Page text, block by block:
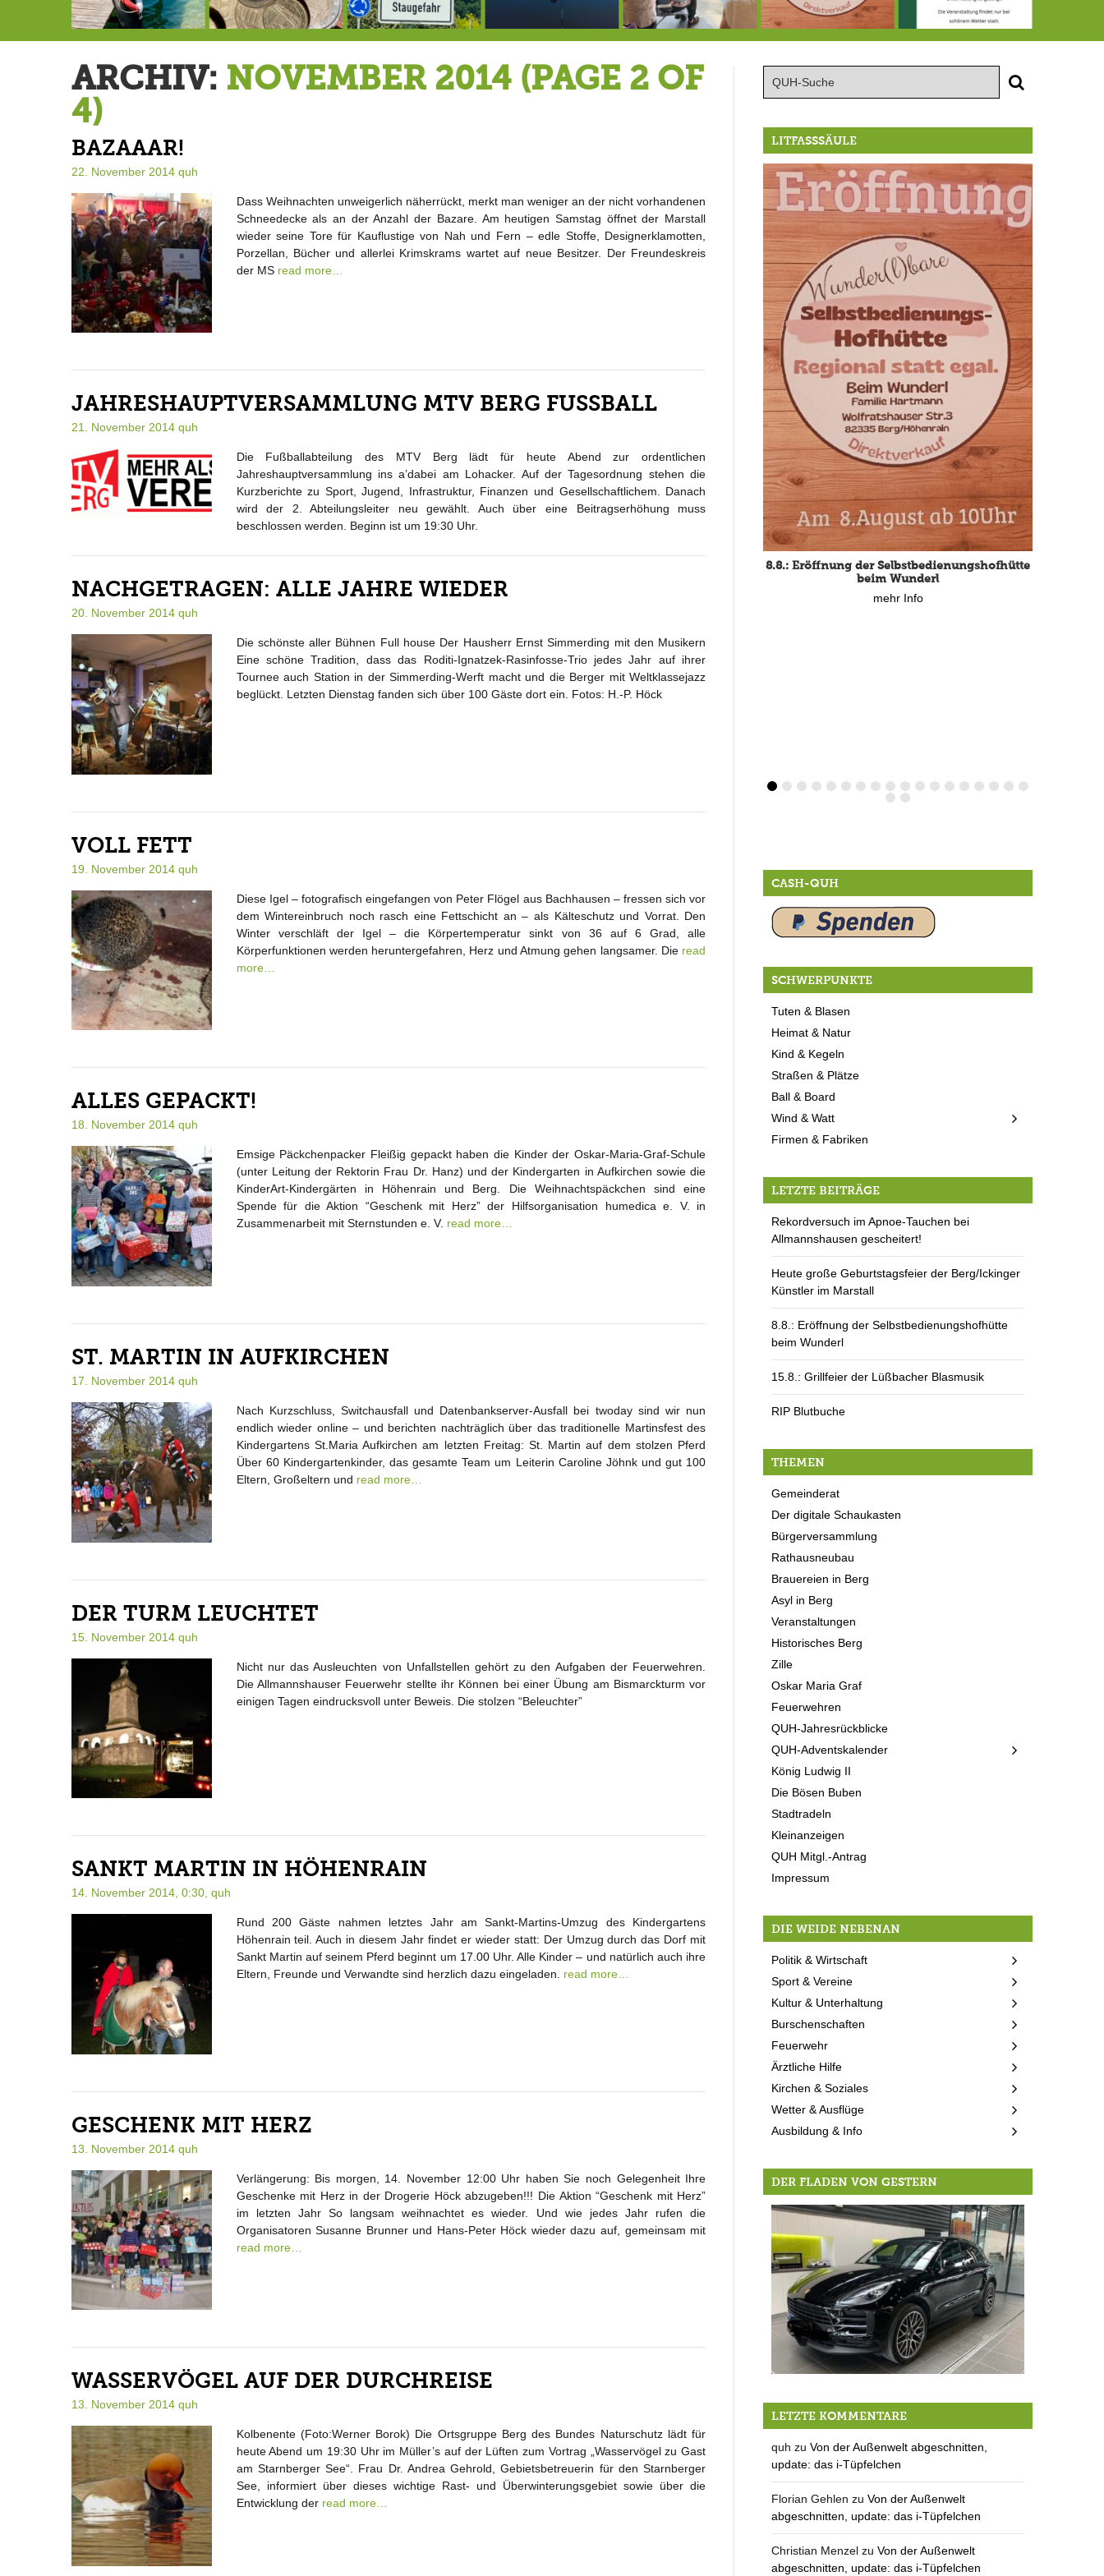
ARCHIV: NOVEMBER 2014 (PAGE 2 OF
4)
BAZAAAR!
22. November 2014 quh
Dass Weihnachten unweigerlich näherrückt, merkt man weniger an der nicht vorhandenen
Schneedecke als an der Anzahl der Bazare. Am heutigen Samstag öffnet der Marstall
wieder seine Tore für Kauflustige von Nah und Fern – edle Stoffe, Designerklamotten,
Porzellan, Bücher und allerlei Krimskrams wartet auf neue Besitzer. Der Freundeskreis
der MS read more…
JAHRESHAUPTVERSAMMLUNG MTV BERG FUSSBALL
21. November 2014 quh
Die Fußballabteilung des MTV Berg lädt für heute Abend zur ordentlichen
Jahreshauptversammlung ins a’dabei am Lohacker. Auf der Tagesordnung stehen die
Kurzberichte zu Sport, Jugend, Infrastruktur, Finanzen und Gesellschaftlichem. Danach
wird der 2. Abteilungsleiter neu gewählt. Auch über eine Beitragserhöhung muss
beschlossen werden. Beginn ist um 19:30 Uhr.
NACHGETRAGEN: ALLE JAHRE WIEDER
20. November 2014 quh
Die schönste aller Bühnen Full house Der Hausherr Ernst Simmerding mit den Musikern
Eine schöne Tradition, dass das Roditi-Ignatzek-Rasinfosse-Trio jedes Jahr auf ihrer
Tournee auch Station in der Simmerding-Werft macht und die Berger mit Weltklassejazz
beglückt. Letzten Dienstag fanden sich über 100 Gäste dort ein. Fotos: H.-P. Höck
VOLL FETT
19. November 2014 quh
Diese Igel – fotografisch eingefangen von Peter Flögel aus Bachhausen – fressen sich vor
dem Wintereinbruch noch rasch eine Fettschicht an – als Kälteschutz und Vorrat. Den
Winter verschläft der Igel – die Körpertemperatur sinkt von 36 auf 6 Grad, alle
Körperfunktionen werden heruntergefahren, Herz und Atmung gehen langsamer. Die read
more…
ALLES GEPACKT!
18. November 2014 quh
Emsige Päckchenpacker Fleißig gepackt haben die Kinder der Oskar-Maria-Graf-Schule
(unter Leitung der Rektorin Frau Dr. Hanz) und der Kindergarten in Aufkirchen sowie die
KinderArt-Kindergärten in Höhenrain und Berg. Die Weihnachtspäckchen sind eine
Spende für die Aktion “Geschenk mit Herz” der Hilfsorganisation humedica e. V. in
Zusammenarbeit mit Sternstunden e. V. read more…
ST. MARTIN IN AUFKIRCHEN
17. November 2014 quh
Nach Kurzschluss, Switchausfall und Datenbankserver-Ausfall bei twoday sind wir nun
endlich wieder online – und berichten nachträglich über das traditionelle Martinsfest des
Kindergartens St.Maria Aufkirchen am letzten Freitag: St. Martin auf dem stolzen Pferd
Über 60 Kindergartenkinder, das gesamte Team um Leiterin Caroline Jöhnk und gut 100
Eltern, Großeltern und read more…
DER TURM LEUCHTET
15. November 2014 quh
Nicht nur das Ausleuchten von Unfallstellen gehört zu den Aufgaben der Feuerwehren.
Die Allmannshauser Feuerwehr stellte ihr Können bei einer Übung am Bismarckturm vor
einigen Tagen eindrucksvoll unter Beweis. Die stolzen “Beleuchter”
SANKT MARTIN IN HÖHENRAIN
14. November 2014, 0:30, quh
Rund 200 Gäste nahmen letztes Jahr am Sankt-Martins-Umzug des Kindergartens
Höhenrain teil. Auch in diesem Jahr findet er wieder statt: Der Umzug durch das Dorf mit
Sankt Martin auf seinem Pferd beginnt um 17.00 Uhr. Alle Kinder – und natürlich auch ihre
Eltern, Freunde und Verwandte sind herzlich dazu eingeladen. read more…
GESCHENK MIT HERZ
13. November 2014 quh
Verlängerung: Bis morgen, 14. November 12:00 Uhr haben Sie noch Gelegenheit Ihre
Geschenke mit Herz in der Drogerie Höck abzugeben!!! Die Aktion “Geschenk mit Herz”
im letzten Jahr So langsam weihnachtet es wieder. Und wie jedes Jahr rufen die
Organisatoren Susanne Brunner und Hans-Peter Höck wieder dazu auf, gemeinsam mit
read more…
WASSERVÖGEL AUF DER DURCHREISE
13. November 2014 quh
Kolbenente (Foto:Werner Borok) Die Ortsgruppe Berg des Bundes Naturschutz lädt für
heute Abend um 19:30 Uhr im Müller’s auf der Lüften zum Vortrag „Wasservögel zu Gast
am Starnberger See“. Frau Dr. Andrea Gehrold, Gebietsbetreuerin für den Starnberger
See, informiert über dieses wichtige Rast- und Überwinterungsgebiet sowie über die
Entwicklung der read more…
LITFASSSÄULE
8.8.: Eröffnung der Selbstbedienungshofhütte
beim Wunderl
mehr Info
CASH-QUH
SCHWERPUNKTE
Tuten & Blasen
Heimat & Natur
Kind & Kegeln
Straßen & Plätze
Ball & Board
Wind & Watt
Firmen & Fabriken
LETZTE BEITRÄGE
Rekordversuch im Apnoe-Tauchen bei
Allmannshausen gescheitert!
Heute große Geburtstagsfeier der Berg/Ickinger
Künstler im Marstall
8.8.: Eröffnung der Selbstbedienungshofhütte
beim Wunderl
15.8.: Grillfeier der Lüßbacher Blasmusik
RIP Blutbuche
THEMEN
Gemeinderat
Der digitale Schaukasten
Bürgerversammlung
Rathausneubau
Brauereien in Berg
Asyl in Berg
Veranstaltungen
Historisches Berg
Zille
Oskar Maria Graf
Feuerwehren
QUH-Jahresrückblicke
QUH-Adventskalender
König Ludwig II
Die Bösen Buben
Stadtradeln
Kleinanzeigen
QUH Mitgl.-Antrag
Impressum
DIE WEIDE NEBENAN
Politik & Wirtschaft
Sport & Vereine
Kultur & Unterhaltung
Burschenschaften
Feuerwehr
Ärztliche Hilfe
Kirchen & Soziales
Wetter & Ausflüge
Ausbildung & Info
DER FLADEN VON GESTERN
LETZTE KOMMENTARE
quh zuVon der Außenwelt abgeschnitten,
update: das i-Tüpfelchen
Florian Gehlen zuVon der Außenwelt
abgeschnitten, update: das i-Tüpfelchen
Christian Menzel zuVon der Außenwelt
abgeschnitten, update: das i-Tüpfelchen